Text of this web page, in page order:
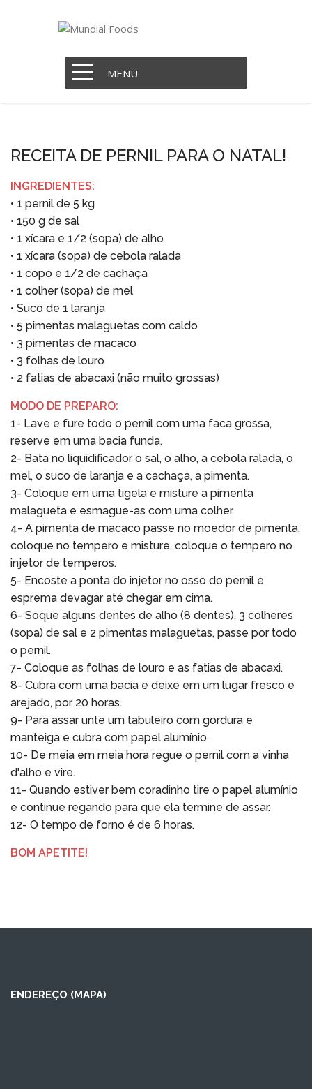
MENU
RECEITA DE PERNIL PARA O NATAL!
INGREDIENTES:
• 1 pernil de 5 kg
• 150 g de sal
• 1 xícara e 1/2 (sopa) de alho
• 1 xícara (sopa) de cebola ralada
• 1 copo e 1/2 de cachaça
• 1 colher (sopa) de mel
• Suco de 1 laranja
• 5 pimentas malaguetas com caldo
• 3 pimentas de macaco
• 3 folhas de louro
• 2 fatias de abacaxi (não muito grossas)
MODO DE PREPARO:
1- Lave e fure todo o pernil com uma faca grossa,
reserve em uma bacia funda.
2- Bata no liquidificador o sal, o alho, a cebola ralada, o
mel, o suco de laranja e a cachaça, a pimenta.
3- Coloque em uma tigela e misture a pimenta
malagueta e esmague-as com uma colher.
4- A pimenta de macaco passe no moedor de pimenta,
coloque no tempero e misture, coloque o tempero no
injetor de temperos.
5- Encoste a ponta do injetor no osso do pernil e
esprema devagar até chegar em cima.
6- Soque alguns dentes de alho (8 dentes), 3 colheres
(sopa) de sal e 2 pimentas malaguetas, passe por todo
o pernil.
7- Coloque as folhas de louro e as fatias de abacaxi.
8- Cubra com uma bacia e deixe em um lugar fresco e
arejado, por 20 horas.
9- Para assar unte um tabuleiro com gordura e
manteiga e cubra com papel alumínio.
10- De meia em meia hora regue o pernil com a vinha
d'alho e vire.
11- Quando estiver bem coradinho tire o papel alumínio
e continue regando para que ela termine de assar.
12- O tempo de forno é de 6 horas.
BOM APETITE!
ENDEREÇO (MAPA)